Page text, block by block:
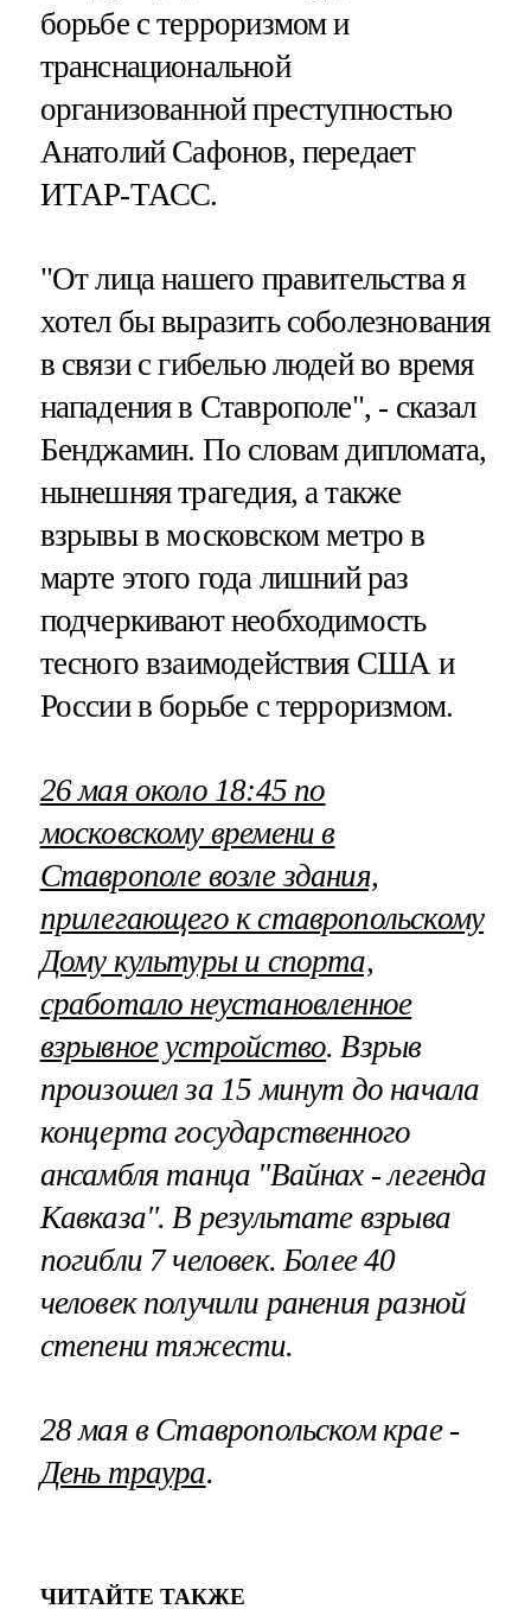
борьбе с терроризмом и
транснациональной
организованной преступностью
Анатолий Сафонов, передает
ИТАР-ТАСС.
"От лица нашего правительства я
хотел бы выразить соболезнования
в связи с гибелью людей во время
нападения в Ставрополе", - сказал
Бенджамин. По словам дипломата,
нынешняя трагедия, а также
взрывы в московском метро в
марте этого года лишний раз
подчеркивают необходимость
тесного взаимодействия США и
России в борьбе с терроризмом.
26 мая около 18:45 по
московскому времени в
Ставрополе возле здания,
прилегающего к ставропольскому
Дому культуры и спорта,
сработало неустановленное
взрывное устройство. Взрыв
произошел за 15 минут до начала
концерта государственного
ансамбля танца "Вайнах - легенда
Кавказа". В результате взрыва
погибли 7 человек. Более 40
человек получили ранения разной
степени тяжести.
28 мая в Ставропольском крае -
День траура.
ЧИТАЙТЕ ТАКЖЕ